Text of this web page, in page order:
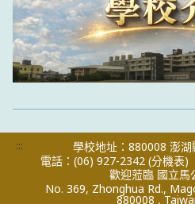
:::
學校地址：880008 澎
電話：(06) 927-2342 (分機表)
歡迎蒞臨 國立馬
No. 369, Zhonghua Rd.,
880008 ,